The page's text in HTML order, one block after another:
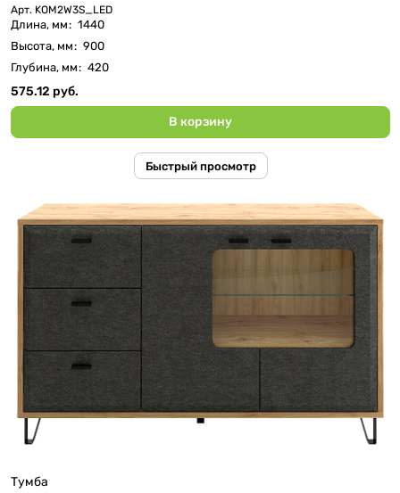
Арт. KOM2W3S_LED
Длина, мм: 1440
Высота, мм: 900
Глубина, мм: 420
575.12 руб.
В корзину
Быстрый просмотр
Тумба